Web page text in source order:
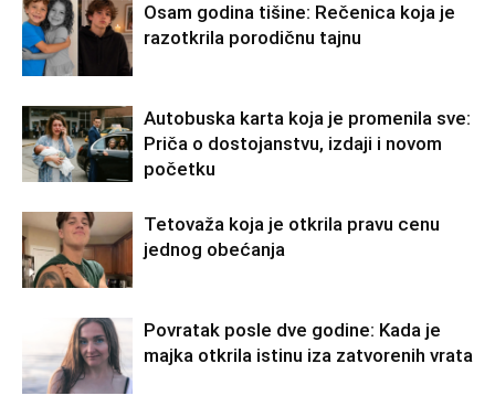
Osam godina tišine: Rečenica koja je
razotkrila porodičnu tajnu
Autobuska karta koja je promenila sve:
Priča o dostojanstvu, izdaji i novom
početku
Tetovaža koja je otkrila pravu cenu
jednog obećanja
Povratak posle dve godine: Kada je
majka otkrila istinu iza zatvorenih vrata